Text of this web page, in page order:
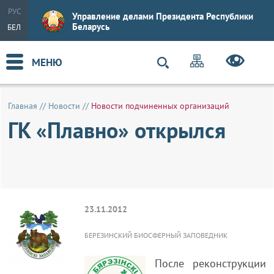
РУС
БЕЛ
Управление делами Президента Республики
Беларусь
МЕНЮ
Главная // Новости // Новости подчиненных организаций
ГК «Плавно» открылся
23.11.2012
БЕРЕЗИНСКИЙ БИОСФЕРНЫЙ ЗАПОВЕДНИК
После реконструкции